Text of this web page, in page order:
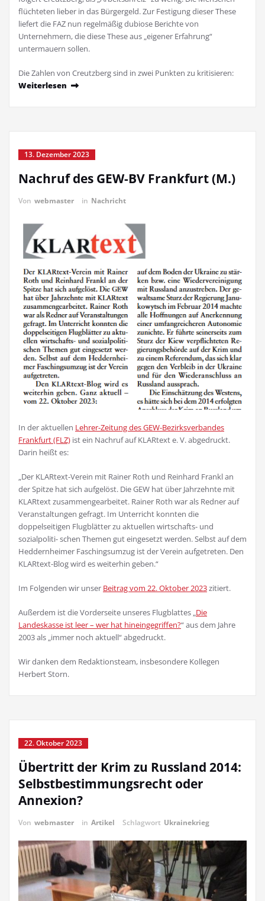
flüchteten lieber in das Bürgergeld. Zur Festigung dieser These
liefert die FAZ nun regelmäßig dubiose Berichte von
Unternehmern, die diese These aus „eigener Erfahrung“
untermauern sollen.
Die Zahlen von Creutzberg sind in zwei Punkten zu kritisieren:
Weiterlesen
13. Dezember 2023
Nachruf des GEW-BV Frankfurt (M.)
Von webmaster in Nachricht
In der aktuellen Lehrer-Zeitung des GEW-Bezirksverbandes
Frankfurt (FLZ) ist ein Nachruf auf KLARtext e. V. abgedruckt.
Darin heißt es:
„Der KLARtext-Verein mit Rainer Roth und Reinhard Frankl an
der Spitze hat sich aufgelöst. Die GEW hat über Jahrzehnte mit
KLARtext zusammengearbeitet. Rainer Roth war als Redner auf
Veranstaltungen gefragt. Im Unterricht konnten die
doppelseitigen Flugblätter zu aktuellen wirtschafts- und
sozialpoliti- schen Themen gut eingesetzt werden. Selbst auf dem
Heddernheimer Faschingsumzug ist der Verein aufgetreten. Den
KLARtext-Blog wird es weiterhin geben.“
Im Folgenden wir unser Beitrag vom 22. Oktober 2023zitiert.
Außerdem ist die Vorderseite unseres Flugblattes „Die
Landeskasse ist leer – wer hat hineingegriffen?“ aus dem Jahre
2003 als „immer noch aktuell“ abgedruckt.
Wir danken dem Redaktionsteam, insbesondere Kollegen
Herbert Storn.
22. Oktober 2023
Übertritt der Krim zu Russland 2014:
Selbstbestimmungsrecht oder
Annexion?
Von webmaster in Artikel Schlagwort Ukrainekrieg